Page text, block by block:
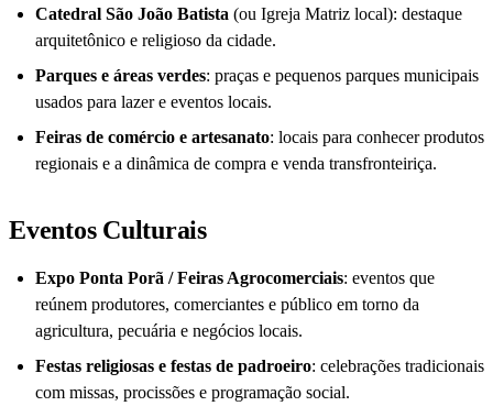
Catedral São João Batista (ou Igreja Matriz local): destaque
arquitetônico e religioso da cidade.
Parques e áreas verdes: praças e pequenos parques municipais
usados para lazer e eventos locais.
Feiras de comércio e artesanato: locais para conhecer produtos
regionais e a dinâmica de compra e venda transfronteiriça.
Eventos Culturais
Expo Ponta Porã / Feiras Agrocomerciais: eventos que
reúnem produtores, comerciantes e público em torno da
agricultura, pecuária e negócios locais.
Festas religiosas e festas de padroeiro: celebrações tradicionais
com missas, procissões e programação social.